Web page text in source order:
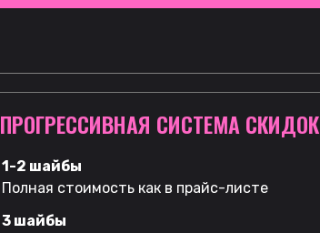
ПРОГРЕССИВНАЯ СИСТЕМА СКИДОК
1-2 шайбы
Полная стоимость как в прайс-листе
3 шайбы